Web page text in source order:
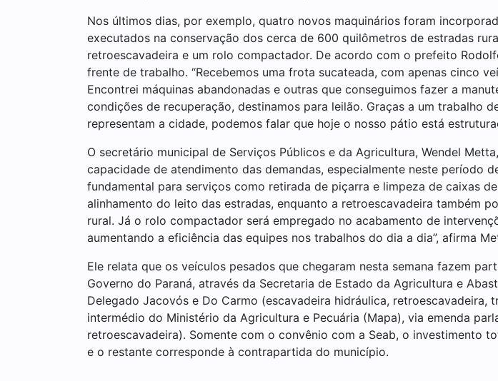
Nos últimos dias, por exemplo, quatro novos maquinários foram
executados na conservação dos cerca de 600 quilômetros de estradas
retroescavadeira e um rolo compactador. De acordo com o prefeito
frente de trabalho. “Recebemos uma frota sucateada, com apenas cinco
Encontrei máquinas abandonadas e outras que conseguimos fazer a
condições de recuperação, destinamos para leilão. Graças a um trabalho
representam a cidade, podemos falar que hoje o nosso pátio está
O secretário municipal de Serviços Públicos e da Agricultura, Wendel
capacidade de atendimento das demandas, especialmente neste período
fundamental para serviços como retirada de piçarra e limpeza de caixas
alinhamento do leito das estradas, enquanto a retroescavadeira também
rural. Já o rolo compactador será empregado no acabamento de
aumentando a eficiência das equipes nos trabalhos do dia a dia”, afirma
Ele relata que os veículos pesados que chegaram nesta semana fazem
Governo do Paraná, através da Secretaria de Estado da Agricultura e
Delegado Jacovós e Do Carmo (escavadeira hidráulica,
intermédio do Ministério da Agricultura e Pecuária (Mapa), via emenda
retroescavadeira). Somente com o convênio com a Seab, o investimento
e o restante corresponde à contrapartida do município.